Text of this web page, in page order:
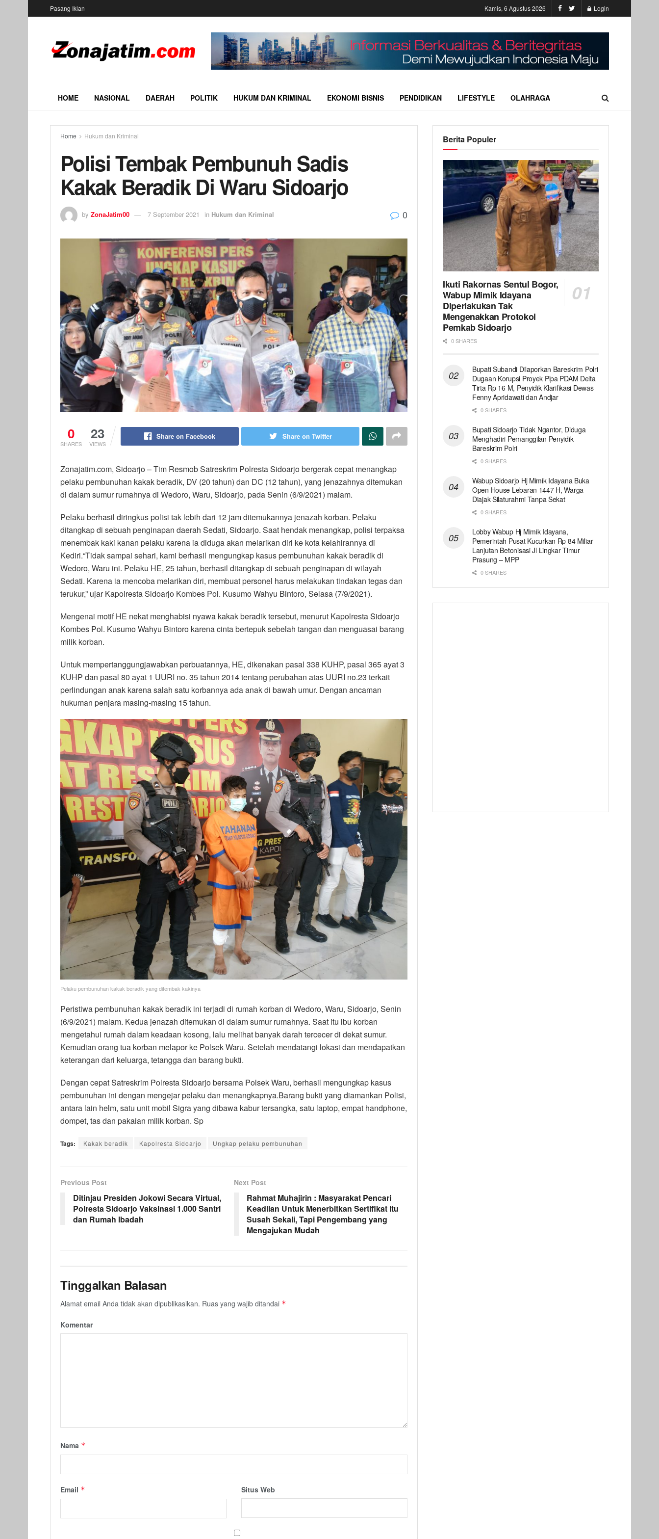
Pasang Iklan Kamis, 6 Agustus 2026 Login
HOME NASIONAL DAERAH POLITIK HUKUM DAN KRIMINAL EKONOMI BISNIS PENDIDIKAN LIFESTYLE OLAHRAGA
Home Hukum dan Kriminal
Polisi Tembak Pembunuh Sadis
Kakak Beradik Di Waru Sidoarjo
by ZonaJatim00 7 September 2021 in Hukum dan Kriminal 0
0
SHARES
23
VIEWS
Share on Facebook Share on Twitter
Zonajatim.com, Sidoarjo – Tim Resmob Satreskrim Polresta Sidoarjo bergerak cepat menangkap
pelaku pembunuhan kakak beradik, DV (20 tahun) dan DC (12 tahun), yang jenazahnya ditemukan
di dalam sumur rumahnya di Wedoro, Waru, Sidoarjo, pada Senin (6/9/2021) malam.
Pelaku berhasil diringkus polisi tak lebih dari 12 jam ditemukannya jenazah korban. Pelaku
ditangkap di sebuah penginapan daerah Sedati, Sidoarjo. Saat hendak menangkap, polisi terpaksa
menembak kaki kanan pelaku karena ia diduga akan melarikan diri ke kota kelahirannya di
Kediri.“Tidak sampai sehari, kami berhasil mengungkap kasus pembunuhan kakak beradik di
Wedoro, Waru ini. Pelaku HE, 25 tahun, berhasil ditangkap di sebuah penginapan di wilayah
Sedati. Karena ia mencoba melarikan diri, membuat personel harus melakukan tindakan tegas dan
terukur,” ujar Kapolresta Sidoarjo Kombes Pol. Kusumo Wahyu Bintoro, Selasa (7/9/2021).
Mengenai motif HE nekat menghabisi nyawa kakak beradik tersebut, menurut Kapolresta Sidoarjo
Kombes Pol. Kusumo Wahyu Bintoro karena cinta bertepuk sebelah tangan dan menguasai barang
milik korban.
Untuk mempertanggungjawabkan perbuatannya, HE, dikenakan pasal 338 KUHP, pasal 365 ayat 3
KUHP dan pasal 80 ayat 1 UURI no. 35 tahun 2014 tentang perubahan atas UURI no.23 terkait
perlindungan anak karena salah satu korbannya ada anak di bawah umur. Dengan ancaman
hukuman penjara masing-masing 15 tahun.
Pelaku pembunuhan kakak beradik yang ditembak kakinya
Peristiwa pembunuhan kakak beradik ini terjadi di rumah korban di Wedoro, Waru, Sidoarjo, Senin
(6/9/2021) malam. Kedua jenazah ditemukan di dalam sumur rumahnya. Saat itu ibu korban
mengetahui rumah dalam keadaan kosong, lalu melihat banyak darah tercecer di dekat sumur.
Kemudian orang tua korban melapor ke Polsek Waru. Setelah mendatangi lokasi dan mendapatkan
keterangan dari keluarga, tetangga dan barang bukti.
Dengan cepat Satreskrim Polresta Sidoarjo bersama Polsek Waru, berhasil mengungkap kasus
pembunuhan ini dengan mengejar pelaku dan menangkapnya.Barang bukti yang diamankan Polisi,
antara lain helm, satu unit mobil Sigra yang dibawa kabur tersangka, satu laptop, empat handphone,
dompet, tas dan pakaian milik korban. Sp
Tags: Kakak beradik Kapolresta Sidoarjo Ungkap pelaku pembunuhan
Previous Post
Ditinjau Presiden Jokowi Secara Virtual,
Polresta Sidoarjo Vaksinasi 1.000 Santri
dan Rumah Ibadah
Next Post
Rahmat Muhajirin : Masyarakat Pencari
Keadilan Untuk Menerbitkan Sertifikat itu
Susah Sekali, Tapi Pengembang yang
Mengajukan Mudah
Tinggalkan Balasan
Alamat email Anda tidak akan dipublikasikan. Ruas yang wajib ditandai *
Komentar
Nama *
Email * Situs Web
Berita Populer
Ikuti Rakornas Sentul Bogor,
Wabup Mimik Idayana
Diperlakukan Tak
Mengenakkan Protokol
Pemkab Sidoarjo
0 SHARES
Bupati Subandi Dilaporkan Bareskrim Polri
Dugaan Korupsi Proyek Pipa PDAM Delta
Tirta Rp 16 M, Penyidik Klarifikasi Dewas
Fenny Apridawati dan Andjar
0 SHARES
Bupati Sidoarjo Tidak Ngantor, Diduga
Menghadiri Pemanggilan Penyidik
Bareskrim Polri
0 SHARES
Wabup Sidoarjo Hj Mimik Idayana Buka
Open House Lebaran 1447 H, Warga
Diajak Silaturahmi Tanpa Sekat
0 SHARES
Lobby Wabup Hj Mimik Idayana,
Pemerintah Pusat Kucurkan Rp 84 Miliar
Lanjutan Betonisasi Jl Lingkar Timur
Prasung – MPP
0 SHARES